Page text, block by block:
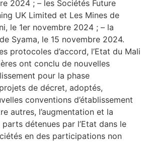
2024 ; – les Sociétés Future
UK Limited et Les Mines de
le 1er novembre 2024 ; – la
Syama, le 15 novembre 2024.
protocoles d’accord, l’Etat du Mali
ont conclu de nouvelles
pour la phase
de décret, adoptés,
conventions d’établissement
autres, l’augmentation et la
détenues par l’Etat dans le
en des participations non